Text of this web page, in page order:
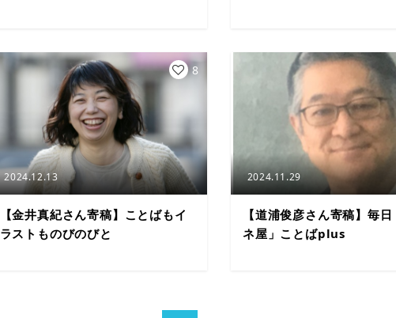
2024.12.13
【金井真紀さん寄稿】ことばもイ
ラストものびのびと
8
2024.11.29
【道浦俊彦さん寄稿】毎
ネ屋」ことばplus